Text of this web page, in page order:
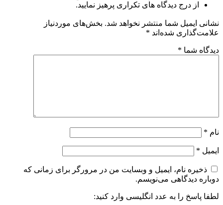
از درج دیدگاه های تکراری پرهیز نمایید.
نشانی ایمیل شما منتشر نخواهد شد. بخش‌های موردنیاز
علامت‌گذاری شده‌اند *
دیدگاه شما *
نام *
ایمیل *
ذخیره نام، ایمیل و وبسایت من در مرورگر برای زمانی که
دوباره دیدگاهی می‌نویسم.
لطفا پاسخ را به عدد انگلیسی وارد کنید: